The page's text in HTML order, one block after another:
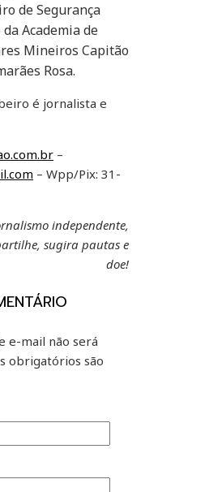
de Segurança
Academia de
Mineiros Capitão
Rosa.
é jornalista e
–
– Wpp/Pix: 31-
independente,
sugira pautas e
doe!
e-mail não será
obrigatórios são